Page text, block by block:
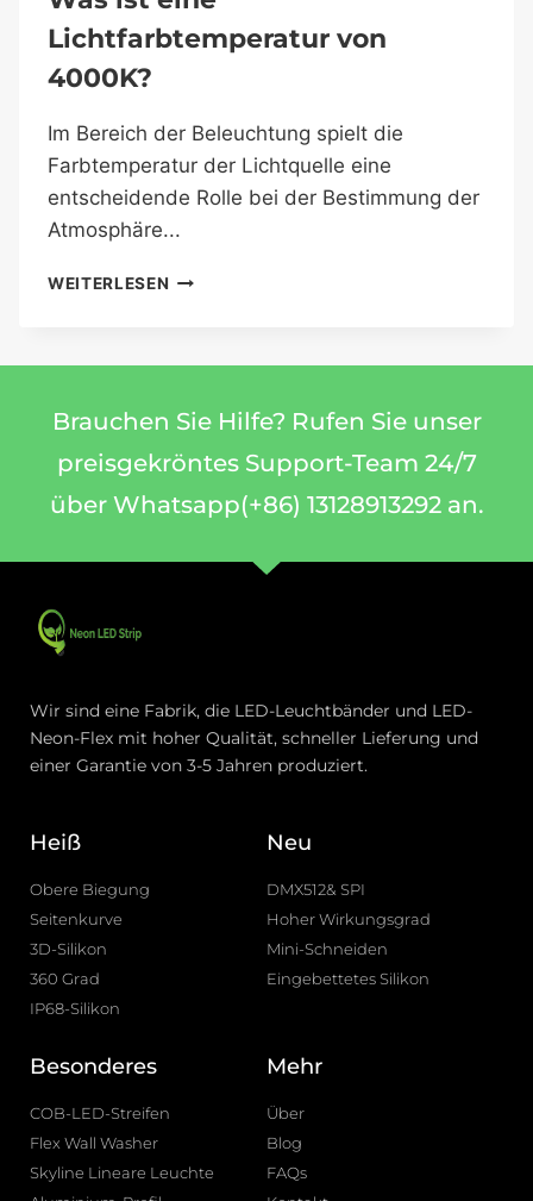
Lichtfarbtemperatur von
4000K?
Im Bereich der Beleuchtung spielt die
Farbtemperatur der Lichtquelle eine
entscheidende Rolle bei der Bestimmung der
Atmosphäre...
WEITERLESEN
Brauchen Sie Hilfe? Rufen Sie unser
preisgekröntes Support-Team 24/7
über Whatsapp(+86) 13128913292 an.
Wir sind eine Fabrik, die LED-Leuchtbänder und LED-
Neon-Flex mit hoher Qualität, schneller Lieferung und
einer Garantie von 3-5 Jahren produziert.
Heiß
Obere Biegung
Seitenkurve
3D-Silikon
360 Grad
IP68-Silikon
Neu
DMX512& SPI
Hoher Wirkungsgrad
Mini-Schneiden
Eingebettetes Silikon
Besonderes
COB-LED-Streifen
Flex Wall Washer
Skyline Lineare Leuchte
Mehr
Über
Blog
FAQs